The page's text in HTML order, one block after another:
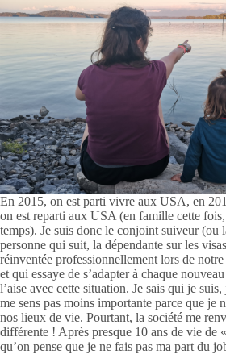
En 2015, on est parti vivre aux USA, en
on est reparti aux USA (en famille cette
temps). Je suis donc le conjoint suiveur (ou
personne qui suit, la dépendante sur les
réinventée professionnellement lors de
et qui essaye de s’adapter à chaque
l’aise avec cette situation. Je sais qui je
me sens pas moins importante parce que je
nos lieux de vie. Pourtant, la société me
différente ! Après presque 10 ans de vie de
qu’on pense que je ne fais pas ma part du